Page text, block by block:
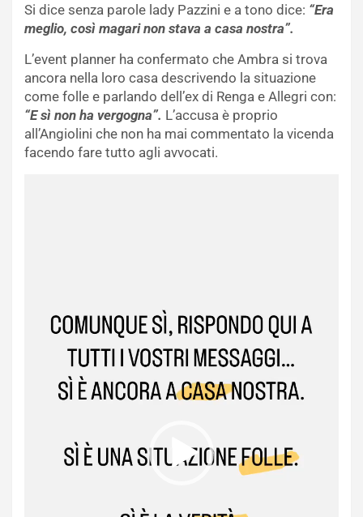
Si dice senza parole lady Pazzini e a tono dice: “Era
meglio, così magari non stava a casa nostra”.
L’event planner ha confermato che Ambra si trova
ancora nella loro casa descrivendo la situazione
come folle e parlando dell’ex di Renga e Allegri con:
“E sì non ha vergogna”. L’accusa è proprio
all’Angiolini che non ha mai commentato la vicenda
facendo fare tutto agli avvocati.